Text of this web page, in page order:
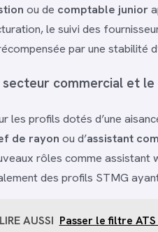
ou de comptable junior
le suivi des
par une stabilité
secteur commercial et
les profils dotés d’une
de rayon ou d’assistant
rôles comme assistant
des profils STMG
LIRE AUSSI Passer le filtre